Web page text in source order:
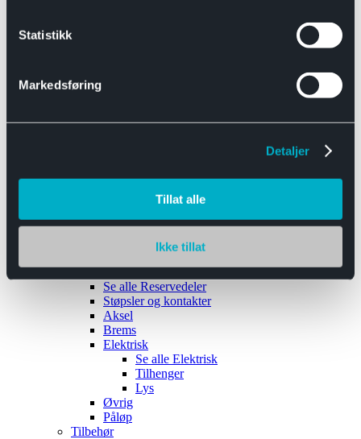
Statistikk
Markedsføring
Detaljer
Tillat alle
Ikke tillat
Båthengere
Reservedeler
Se alle Reservedeler
Støpsler og kontakter
Aksel
Brems
Elektrisk
Se alle Elektrisk
Tilhenger
Lys
Øvrig
Påløp
Tilbehør